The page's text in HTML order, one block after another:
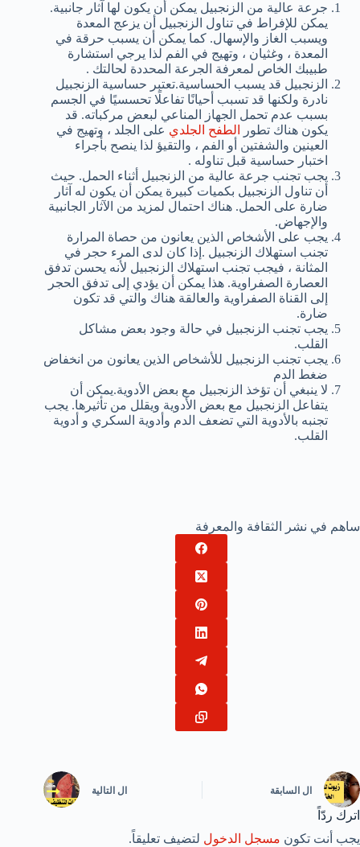
جرعة عالية من الزنجبيل يمكن أن يكون لها آثار جانبية.
يمكن للإفراط في تناول الزنجبيل أن يزعج المعدة
ويسبب الغاز والإسهال. كما يمكن أن يسبب حرقة في
المعدة ، وغثيان ، وتهيج في الفم لذا يرجي استشارة
طبيبك الخاص لمعرفة الجرعة المحددة لحالتك .
الزنجبيل قد يسبب الحساسية.تعتبر حساسية الزنجبيل
نادرة ولكنها قد تسبب أحيانًا تفاعلًا تحسسيًا في الجسم
بسبب عدم تحمل الجهاز المناعي لبعض مركباته. قد
يكون هناك تطور
الطفح الجلدي على الجلد ، وتهيج في
العينين والشفتين أو الفم ، والتقيؤ لذا ينصح بأجراء
اختبار حساسية قبل تناوله .
يجب تجنب جرعة عالية من الزنجبيل أثناء الحمل. حيث
أن تناول الزنجبيل بكميات كبيرة يمكن أن يكون له آثار
ضارة على الحمل. هناك احتمال لمزيد من الآثار الجانبية
والإجهاض.
يجب على الأشخاص الذين يعانون من حصاة المرارة
تجنب استهلاك الزنجبيل .إذا كان لدى المرء حجر في
المثانة ، فيجب تجنب استهلاك الزنجبيل لأنه يحسن تدفق
العصارة الصفراوية. هذا يمكن أن يؤدي إلى تدفق الحجر
إلى القناة الصفراوية والعالقة هناك والتي قد تكون
ضارة.
يجب تجنب الزنجبيل في حالة وجود بعض مشاكل
القلب.
يجب تجنب الزنجبيل للأشخاص الذين يعانون من انخفاض
ضغط الدم
لا ينبغي أن تؤخذ الزنجبيل مع بعض الأدوية.يمكن أن
يتفاعل الزنجبيل مع بعض الأدوية ويقلل من تأثيرها. يجب
تجنبه بالأدوية التي تضعف الدم وأدوية السكري و أدوية
القلب.
ساهم في نشر الثقافة والمعرفة
ال السابقة ال التالية
اترك ردّاً
يجب أنت تكون مسجل الدخول لتضيف تعليقاً.